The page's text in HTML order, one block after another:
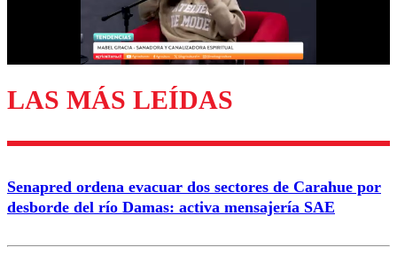
LAS MÁS LEÍDAS
Senapred ordena evacuar dos sectores de Carahue por
desborde del río Damas: activa mensajería SAE